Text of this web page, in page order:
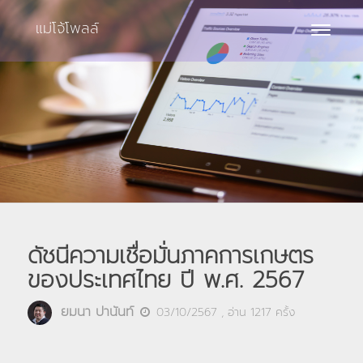
Toggle
แม่โจ้โพลล์
ดัชนีความเชื่อมั่นภาคการเกษตร
ของประเทศไทย ปี พ.ศ. 2567
ยมนา ปานันท์ 03/10/2567 , อ่าน 1217 ครั้ง